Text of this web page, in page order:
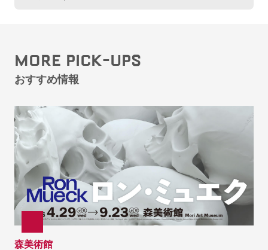
MORE PICK-UPS
おすすめ情報
森美術館